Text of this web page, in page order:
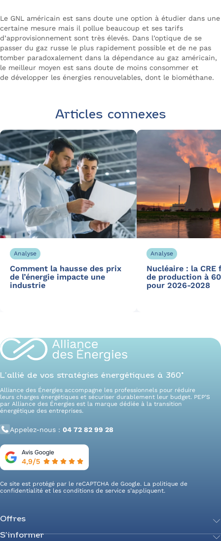
Le GNL américain est sans doute une option à étudier dans une
certaine mesure mais il pollue beaucoup et ses tarifs
d’approvisionnement sont très élevés. Dans l’optique de se
passer du gaz russe le plus rapidement possible et de ne pas
tomber paradoxalement dans la dépendance au gaz américain,
le meilleur moyen est sans doute de moins consommer et
de développer les énergies renouvelables, dont le biométhane.
Articles connexes
Analyse
Comment la hausse des prix
de l’énergie impacte une
industrie
Analyse
Nucléaire : la CRE
de production à
pour 2026-2028
L’allié de vos stratégies énergétiques à 360°
Alliance des Énergies accompagne les professionnels pour réduire
leurs charges énergétiques et sécuriser durablement leur budget. PEP’S
par Alliance des Énergies est la marque dédiée à la transition
énergétique des entreprises.
Appelez-nous : 04 72 82 99 28
Ce site est protégé par le reCAPTCHA de Google. La politique de
confidentialité et les conditions de service s’appliquent.
Offres
Achetez votre énergie
S’informer